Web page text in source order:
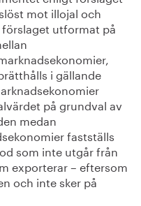
mot illojal och
utformat på
i gällande
på grundval av
medan
fastställs
som inte utgår från
exporterar – eftersom
och inte sker på